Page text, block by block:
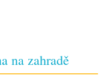
na zahradě